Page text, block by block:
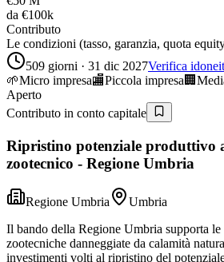
da €100k
Contributo
Le condizioni (tasso, garanzia, quota
509 giorni · 31 dic 2027Verifica
🌱Micro impresa🏬Piccola impresa 🏢
Aperto
Contributo in conto capitale
Ripristino potenziale produttivo
zootecnico - Regione Umbria
Regione Umbria
Umbria
Il bando della Regione Umbria supporta le
zootecniche danneggiate da calamità
investimenti volti al ripristino del